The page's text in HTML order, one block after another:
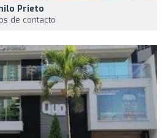
Prieto
de contacto